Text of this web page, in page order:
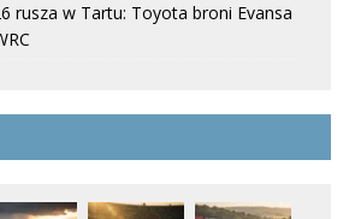
rusza w Tartu: Toyota broni Evansa